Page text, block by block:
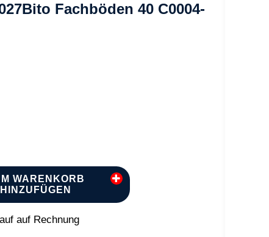
Fachböden 40 C0004-
WARENKORB
HINZUFÜGEN
auf Rechnung